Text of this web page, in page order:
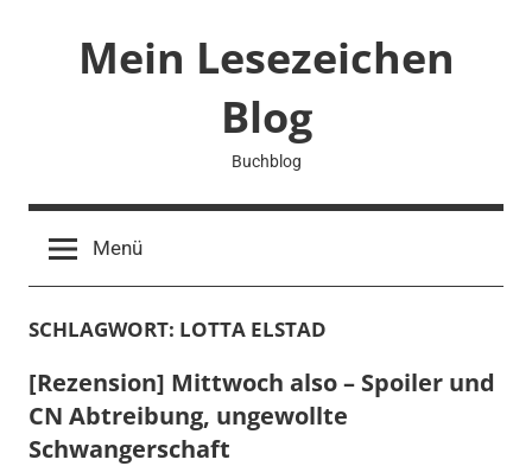
Mein Lesezeichen
Blog
Buchblog
Menü
SCHLAGWORT: LOTTA ELSTAD
[Rezension] Mittwoch also – Spoiler und
CN Abtreibung, ungewollte
Schwangerschaft